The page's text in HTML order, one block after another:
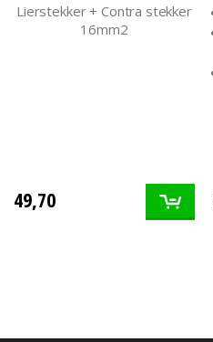
Lierstekker + Contra stekker
16mm2
49,70